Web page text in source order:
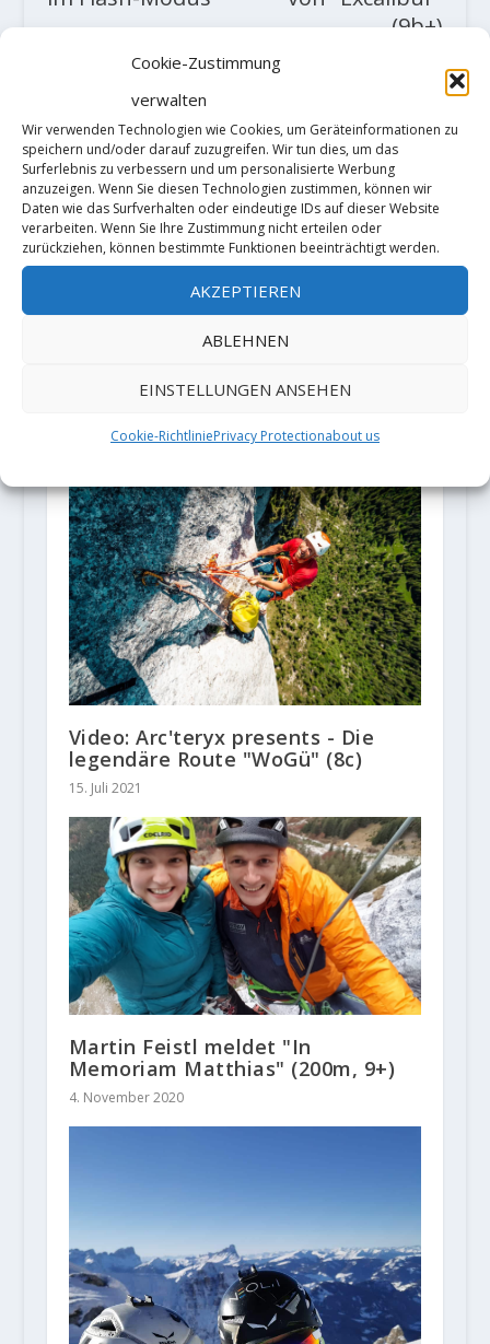
Cookie-Zustimmung
verwalten
Wir verwenden Technologien wie Cookies, um Geräteinformationen zu
speichern und/oder darauf zuzugreifen. Wir tun dies, um das
Surferlebnis zu verbessern und um personalisierte Werbung
anzuzeigen. Wenn Sie diesen Technologien zustimmen, können wir
Daten wie das Surfverhalten oder eindeutige IDs auf dieser Website
verarbeiten. Wenn Sie Ihre Zustimmung nicht erteilen oder
zurückziehen, können bestimmte Funktionen beeinträchtigt werden.
AKZEPTIEREN
ABLEHNEN
EINSTELLUNGEN ANSEHEN
Cookie-RichtliniePrivacy Protectionabout us
(9b+)
ZUSAMMENHÄNGENDE POSTS
Michael Scharnweber und Tobias
der "Rochers du Midi"
Video: Arc'teryx presents - Die
legendäre Route "WoGü" (8c)
15. Juli 2021
Martin Feistl meldet "In
Memoriam Matthias" (200m, 9+)
4. November 2020